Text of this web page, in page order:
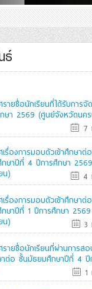
ธ์
รายชื่อนักเรียนที่ได้รับการจั
ษา 2569 (ศูนย์จังหวัดนค
7
เรื่องการมอบตัวเข้าศึกษาต่
ษาปีที่ 4 ปีการศึกษา
น)
4
เรื่องการมอบตัวเข้าศึกษาต่
ษาปีที่ 1 ปีการศึกษา 2569
น)
3
รายชื่อนักเรียนที่ผ่านการส
าต่อ ชั้นมัธยมศึกษาปีที่ 4 ปี
1